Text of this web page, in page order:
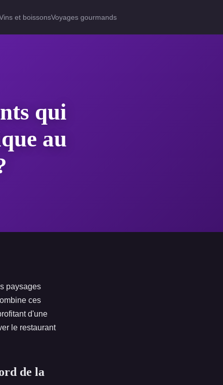
et boissonsVoyages gourmands
qui
au
paysages
ces
d'une
le restaurant
de la